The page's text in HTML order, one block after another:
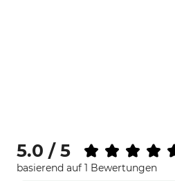
5.0 / 5
basierend auf 1 Bewertungen